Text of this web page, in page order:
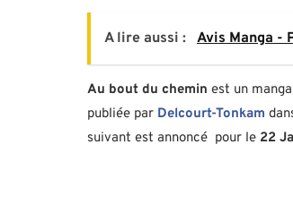
A lire aussi : Avis Manga -
Au bout du chemin est un
publiée par Delcourt-Tonkam
suivant est annoncé pour le 22